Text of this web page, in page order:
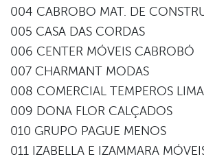
004 CABROBO MAT. DE
005 CASA DAS CORDAS
006 CENTER MÓVEIS CABROBÓ
007 CHARMANT MODAS
008 COMERCIAL TEMPEROS LIMA
009 DONA FLOR CALÇADOS
010 GRUPO PAGUE MENOS
011 IZABELLA E IZAMMARA